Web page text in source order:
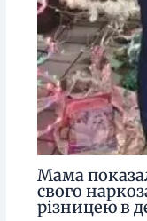
Мама
свого
різницею в